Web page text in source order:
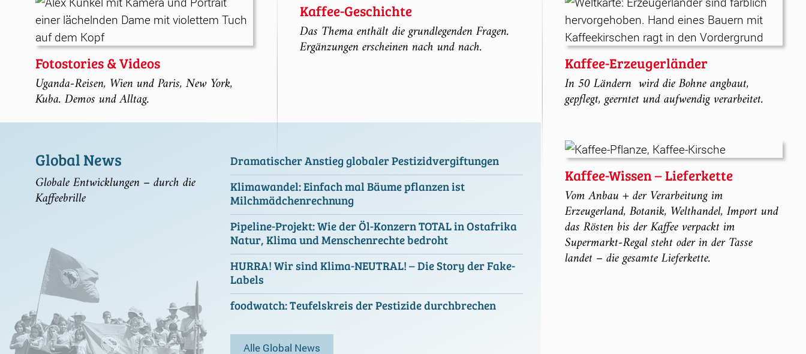
Fotostories & Videos
Uganda-Reisen, Wien und Paris, New York,
Kuba. Demos und Alltag.
Kaffee-Geschichte
Das Thema enthält die grundlegenden Fragen.
Ergänzungen erscheinen nach und nach.
Kaffee-Erzeugerländer
In 50 Ländern wird die Bohne angbaut,
gepflegt, geerntet und aufwendig verarbeitet.
Global News
Globale Entwicklungen – durch die
Kaffeebrille
Dramatischer Anstieg globaler Pestizidvergiftungen
Klimawandel: Einfach mal Bäume pflanzen ist
Milchmädchenrechnung
Pipeline-Projekt: Wie der Öl-Konzern TOTAL in Ostafrika
Natur, Klima und Menschenrechte bedroht
HURRA! Wir sind Klima-NEUTRAL! – Die Story der Fake-
Labels
foodwatch: Teufelskreis der Pestizide durchbrechen
Alle Global News
Kaffee-Wissen – Lieferkette
Vom Anbau + der Verarbeitung im
Erzeugerland, Botanik, Welthandel, Import und
das Rösten bis der Kaffee verpackt im
Supermarkt-Regal steht oder in der Tasse
landet – die gesamte Lieferkette.